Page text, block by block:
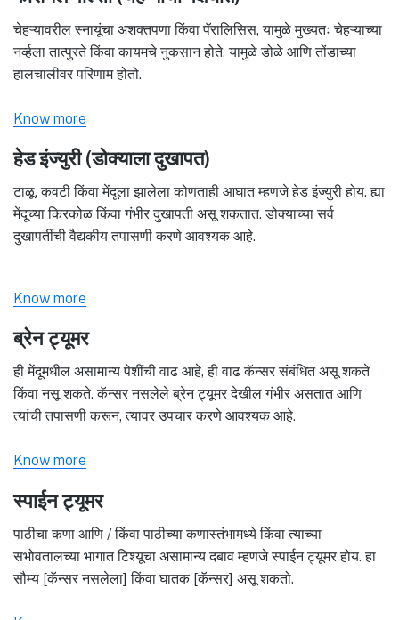
चेहऱ्यावरील स्नायूंचा अशक्तपणा किंवा पॅरालिसिस, यामुळे मुख्यतः चेहऱ्याच्या
नर्व्हला तात्पुरते किंवा कायमचे नुकसान होते. यामुळे डोळे आणि तोंडाच्या
हालचालीवर परिणाम होतो.
Know more
हेड इंज्युरी (डोक्याला दुखापत)
टाळू, कवटी किंवा मेंदूला झालेला कोणताही आघात म्हणजे हेड इंज्युरी होय. ह्या
मेंदूच्या किरकोळ किंवा गंभीर दुखापती असू शकतात. डोक्याच्या सर्व
दुखापतींची वैद्यकीय तपासणी करणे आवश्यक आहे.
Know more
ब्रेन ट्यूमर
ही मेंदूमधील असामान्य पेशींची वाढ आहे, ही वाढ कॅन्सर संबंधित असू शकते
किंवा नसू शकते. कॅन्सर नसलेले ब्रेन ट्यूमर देखील गंभीर असतात आणि
त्यांची तपासणी करून, त्यावर उपचार करणे आवश्यक आहे.
Know more
स्पाईन ट्यूमर
पाठीचा कणा आणि / किंवा पाठीच्या कणास्तंभामध्ये किंवा त्याच्या
सभोवतालच्या भागात टिश्यूचा असामान्य दबाव म्हणजे स्पाईन ट्यूमर होय. हा
सौम्य [कॅन्सर नसलेला] किंवा घातक [कॅन्सर] असू शकतो.